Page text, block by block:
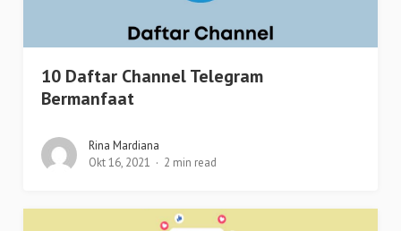
10 Daftar Channel Telegram
Bermanfaat
Rina Mardiana
Okt 16, 2021
2 min read